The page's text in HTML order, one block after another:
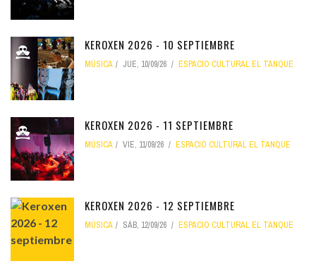
KEROXEN 2026 - 10 SEPTIEMBRE
MÚSICA JUE, 10/09/26 ESPACIO CULTURAL EL TANQUE
KEROXEN 2026 - 11 SEPTIEMBRE
MÚSICA VIE, 11/09/26 ESPACIO CULTURAL EL TANQUE
KEROXEN 2026 - 12 SEPTIEMBRE
MÚSICA SÁB, 12/09/26 ESPACIO CULTURAL EL TANQUE